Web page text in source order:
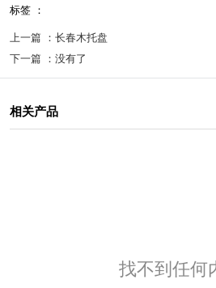
标签 ：
上一篇 ： 长春木托盘
下一篇 ： 没有了
相关产品
找不到任何